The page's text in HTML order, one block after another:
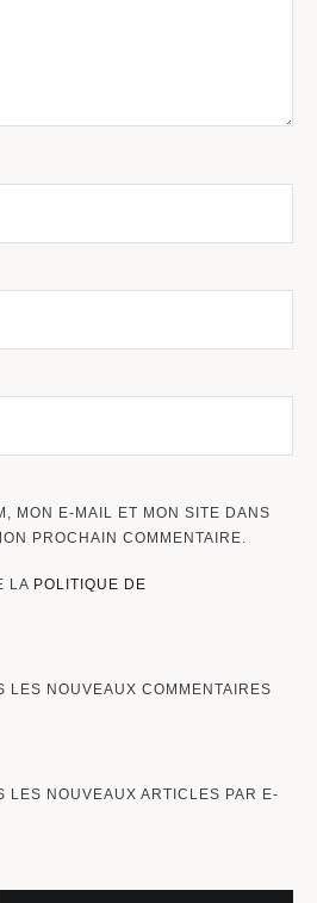
MON E-MAIL ET MON SITE DANS
PROCHAIN COMMENTAIRE.
LA POLITIQUE DE
LES NOUVEAUX COMMENTAIRES
LES NOUVEAUX ARTICLES PAR E-